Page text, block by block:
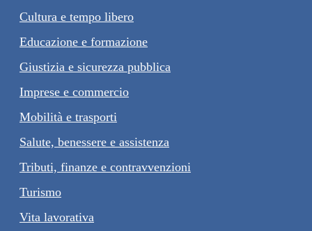
Cultura e tempo libero
Educazione e formazione
Giustizia e sicurezza pubblica
Imprese e commercio
Mobilità e trasporti
Salute, benessere e assistenza
Tributi, finanze e contravvenzioni
Turismo
Vita lavorativa